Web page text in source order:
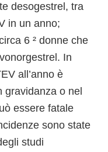
desogestrel, tra
in un anno;
6 ² donne che
In
all’anno è
gravidanza o nel
essere fatale
sono state
studi